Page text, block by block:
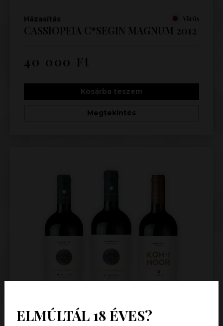
Házasítás Vörös
CASSIOPEIA C*SEGIN MAGNUM 2012
40 000 Ft
Kosárba teszem
Megtekintés
ELMÚLTÁL 18 ÉVES?